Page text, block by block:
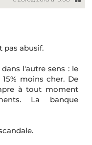
pas abusif.
l'autre sens : le
moins cher. De
à tout moment
La banque